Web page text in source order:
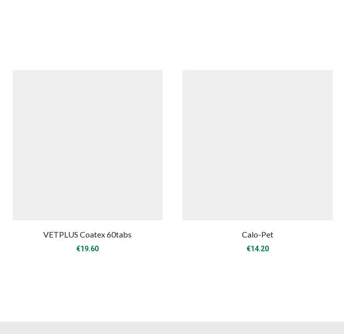
VETPLUS Coatex 60tabs
€19.60
Calo-Pet
€14.20